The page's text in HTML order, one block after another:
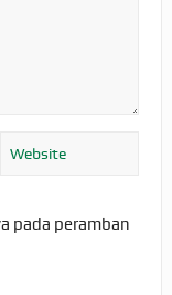
pada peramban